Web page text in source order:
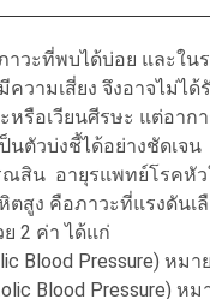
วะที่พบได้บ่อย และใน
วามเสี่ยง จึงอาจไม่ไ
หรือเวียนศีรษะ แต่อาก
นตัวบ่งชี้ได้อย่างชัดเจน
สิน อายุรแพทย์โรคหัว
สูง คือภาวะที่แรงดันเ
2 ค่า ได้แก่
Blood Pressure) หม
Blood Pressure)